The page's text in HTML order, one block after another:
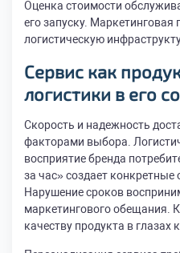
Оценка стоимости
его запуску. Маркетинговая
логистическую
Сервис как
логистики в его
Скорость и надежность
факторами выбора.
восприятие бренда
за час» создает
Нарушение сроков
маркетингового обещания.
качеству продукта в глазах